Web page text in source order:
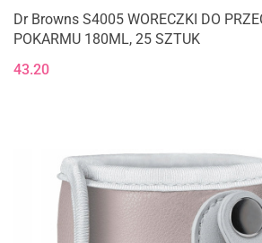
Dr Browns S4005 WORECZKI DO
POKARMU 180ML, 25 SZTUK
43.20